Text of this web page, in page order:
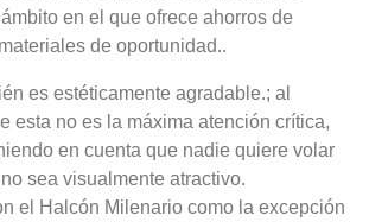
en el que ofrece ahorros de
de oportunidad..
es estéticamente agradable.; al
esta no es la máxima atención crítica,
en cuenta que nadie quiere volar
sea visualmente atractivo.
el Halcón Milenario como la excepción